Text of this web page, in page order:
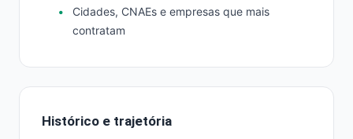
Cidades, CNAEs e empresas que mais
contratam
Histórico e trajetória